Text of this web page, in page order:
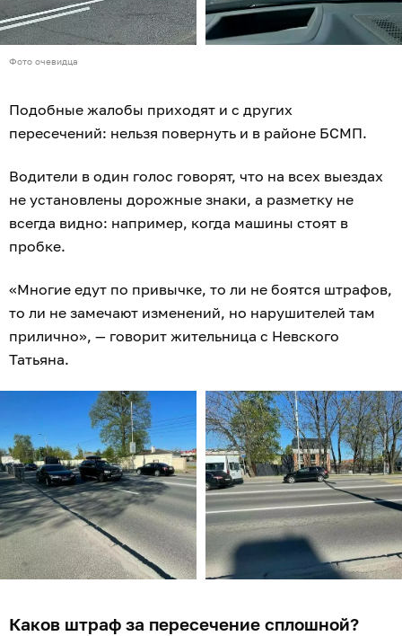
Фото очевидца
Подобные жалобы приходят и с других
пересечений: нельзя повернуть и в районе БСМП.
Водители в один голос говорят, что на всех выездах
не установлены дорожные знаки, а разметку не
всегда видно: например, когда машины стоят в
пробке.
«Многие едут по привычке, то ли не боятся штрафов,
то ли не замечают изменений, но нарушителей там
прилично», — говорит жительница с Невского
Татьяна.
Каков штраф за пересечение сплошной?